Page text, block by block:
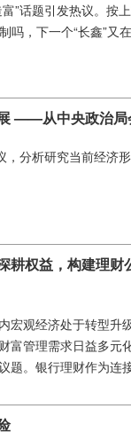
”话题引发热议。按
吗，下一个“长鑫”又
——从中央政治局
分析研究当前经济
耕权益，构建理
宏观经济处于转型升
富管理需求日益多元
题。银行理财作为连
产配置结构中扮演着
银行理财子公司已逐
稳定运行与居民财